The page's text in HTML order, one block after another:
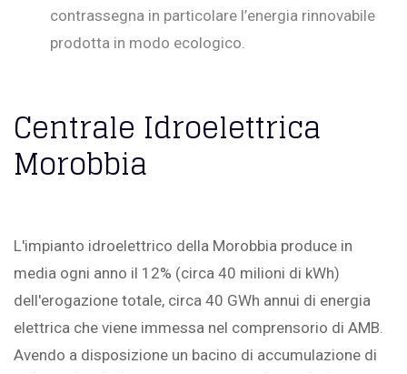
contrassegna in particolare l’energia rinnovabile
prodotta in modo ecologico.
Centrale Idroelettrica
Morobbia
L'impianto idroelettrico della Morobbia produce in
media ogni anno il 12% (circa 40 milioni di kWh)
dell'erogazione totale, circa 40 GWh annui di energia
elettrica che viene immessa nel comprensorio di AMB.
Avendo a disposizione un bacino di accumulazione di